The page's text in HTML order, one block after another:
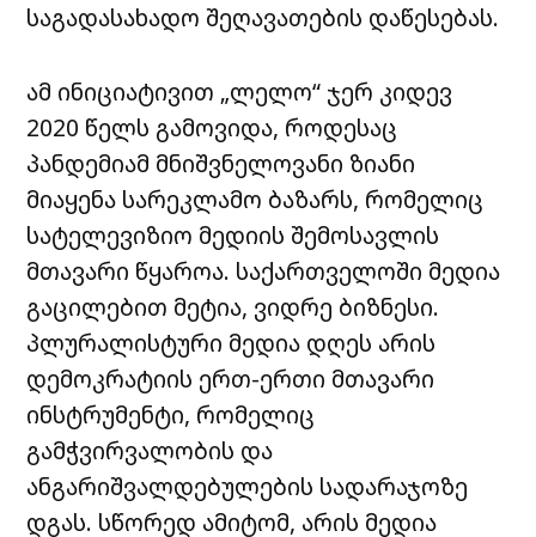
საგადასახადო შეღავათების დაწესებას.
ამ ინიციატივით „ლელო“ ჯერ კიდევ
2020 წელს გამოვიდა, როდესაც
პანდემიამ მნიშვნელოვანი ზიანი
მიაყენა სარეკლამო ბაზარს, რომელიც
სატელევიზიო მედიის შემოსავლის
მთავარი წყაროა. საქართველოში მედია
გაცილებით მეტია, ვიდრე ბიზნესი.
პლურალისტური მედია დღეს არის
დემოკრატიის ერთ-ერთი მთავარი
ინსტრუმენტი, რომელიც
გამჭვირვალობის და
ანგარიშვალდებულების სადარაჯოზე
დგას. სწორედ ამიტომ, არის მედია